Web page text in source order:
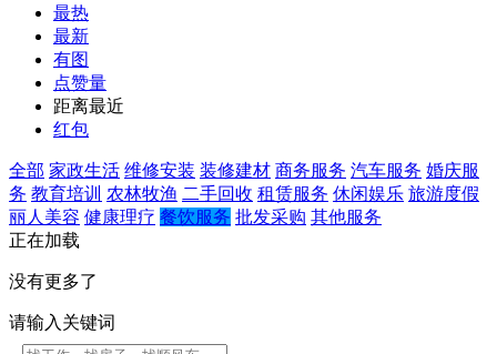
最热
最新
有图
点赞量
距离最近
红包
全部 家政生活 维修安装 装修建材 商务服务 汽车服务 婚庆服
务 教育培训 农林牧渔 二手回收 租赁服务 休闲娱乐 旅游度假
丽人美容 健康理疗 餐饮服务 批发采购 其他服务
正在加载
没有更多了
请输入关键词